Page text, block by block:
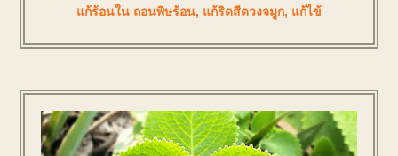
แก้ร้อนใน ถอนพิษร้อน, แก้ริดสีดวงจมูก, แก้ไข้